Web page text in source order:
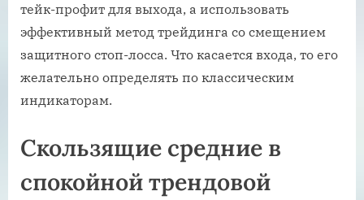
тейк-профит для выхода, а использовать
эффективный метод трейдинга со смещением
защитного стоп-лосса. Что касается входа, то его
желательно определять по классическим
индикаторам.
Скользящие средние в
спокойной трендовой